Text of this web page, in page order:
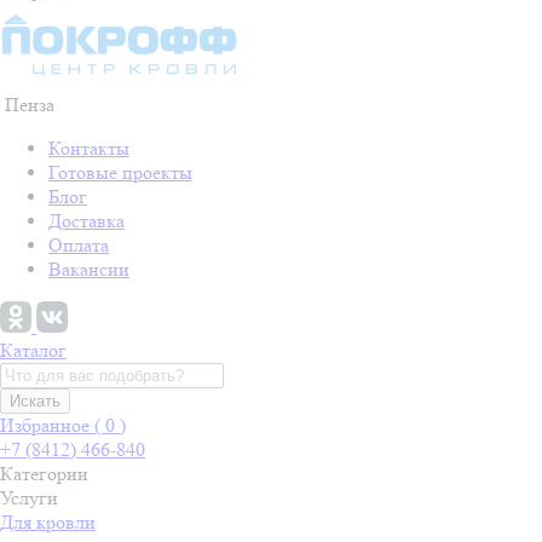
Пенза
Контакты
Готовые проекты
Блог
Доставка
Оплата
Вакансии
Каталог
Искать
Избранное ( 0 )
+7 (8412) 466-840
Категории
Услуги
Для кровли